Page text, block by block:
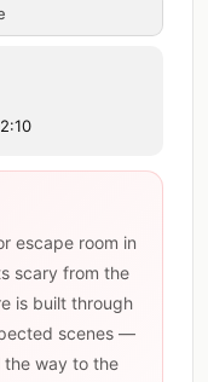
escape room in
scary from the
is built through
scenes —
the way to the